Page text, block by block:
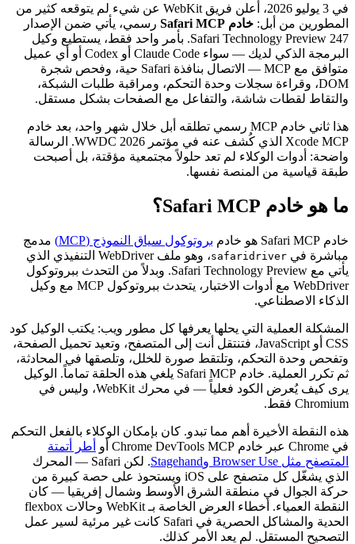
في 3 يوليو 2026، أعلن فريق WebKit عن شيء لم يتوقعه كثير من
المطورين من أبل:خادم Safari MCP
رسمي، يأتي ضمن الإصدار
Safari Technology Preview 247. بأمر واحد فقط، يستطيع وكيل
البرمجة الذكي لديك — سواء Claude Code أو Codex أو أي عميل
متوافق مع MCP — الاتصال بنافذة Safari حية، وفحص شجرة
DOM، وقراءة سجلات وحدة التحكم، ومراقبة طلبات الشبكة،
والتقاط لقطات شاشة، والتفاعل مع الصفحات بشكل مستقل.
هذا ثاني خادم MCP رسمي تطلقه أبل خلال شهر واحد، بعد خادم
Xcode MCP الذي كُشف عنه في مؤتمر WWDC 2026. الرسالة
واضحة: أدوات الوكلاء لم تعد حلولاً مجتمعية مؤقتة، بل أصبحت
طبقة قياسية من المنصة نفسها.
ما هو خادم Safari MCP؟
خادم Safari MCP هو خادم بروتوكول سياق النموذج (MCP)
مدمج
مباشرة في safaridriver
، وهو ملف WebDriver التنفيذي الذي
يأتي مع Safari Technology Preview. وبدلاً من التحدث ببروتوكول
WebDriver مع أدوات الاختبار، يتحدث ببروتوكول MCP مع وكيل
الذكاء الاصطناعي.
المشكلة العملية التي يحلها يعرفها كل مطور ويب: يكتب الوكيل كود
CSS أو JavaScript، فتنتقل أنت إلى المتصفح، وتعيد تحميل الصفحة،
وتفحص وحدة التحكم، وتلتقط صورة للخلل، وتلصقها في المحادثة،
ثم تكرر العملية. خادم Safari MCP يلغي هذه الحلقة تماماً. الوكيل
يرى كيف يُعرض الكود فعلياً — في محرك WebKit، وليس في
Chromium فقط.
هذه النقطة الأخيرة أهم مما تبدو. كان بإمكان الوكلاء بالفعل التحكم
في Chrome عبر خادم Chrome DevTools MCP أو
أطر أتمتة
المتصفح مثل Browser Use وStagehand
. لكن Safari — المحرك
الذي يشغّل كل متصفح على iOS ويستحوذ على حصة كبيرة من
حركة الجوال في منطقة الشرق الأوسط وشمال إفريقيا — كان
النقطة العمياء. أخطاء العرض الخاصة بـ WebKit وحالات flexbox
الحدية والمشاكل الحصرية في Safari كانت غير مرئية لسير عمل
التصحيح المستقل. لم يعد الأمر كذلك.